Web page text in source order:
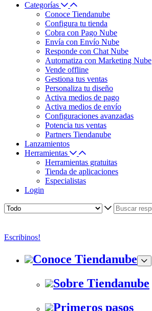
Categorías
Conoce Tiendanube
Configura tu tienda
Cobra con Pago Nube
Envía con Envío Nube
Responde con Chat Nube
Automatiza con Marketing Nube
Vende offline
Gestiona tus ventas
Personaliza tu diseño
Activa medios de pago
Activa medios de envío
Configuraciones avanzadas
Potencia tus ventas
Partners Tiendanube
Lanzamientos
Herramientas
Herramientas gratuitas
Tienda de aplicaciones
Especialistas
Login
Escribinos!
Conoce Tiendanube
Sobre Tiendanube
Primeros pasos